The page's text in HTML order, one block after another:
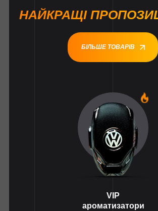
НАЙКРАЩІ
БІЛЬШЕ ТОВАРІВ
VIP
ароматизатори